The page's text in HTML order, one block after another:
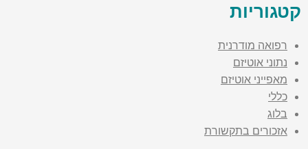
קטגוריות
רפואה מודרנית
נתוני אוטיזם
מאפייני אוטיזם
כללי
בלוג
אזכורים בתקשורת